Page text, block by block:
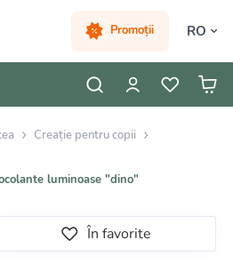
Promoții RO
Creație pentru copii
luminoase "dino"
În favorite